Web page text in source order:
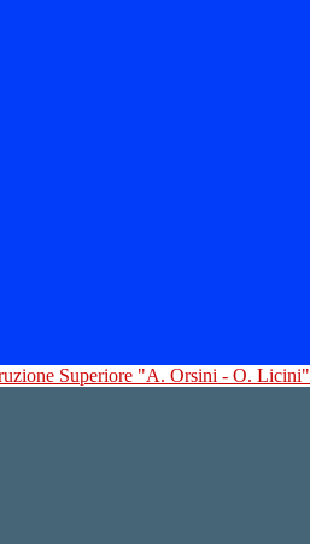
Superiore "A. Orsini - O. Licini"